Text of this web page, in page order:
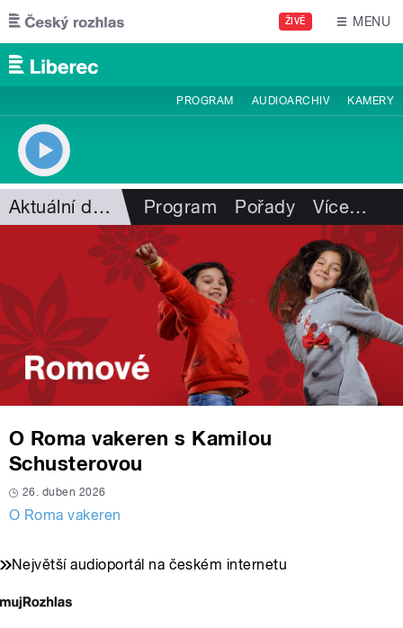
Přejít k hlavnímu obsahu
ŽIVĚ MENU
PROGRAM AUDIOARCHIV KAMERY
Aktuální dění Program Pořady Více…
O Roma vakeren s Kamilou
Schusterovou
26. duben 2026
O Roma vakeren
Největší audioportál na českém internetu